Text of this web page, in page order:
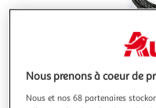
Nous prenons à coeur de
Nous et nos 68 partenaires